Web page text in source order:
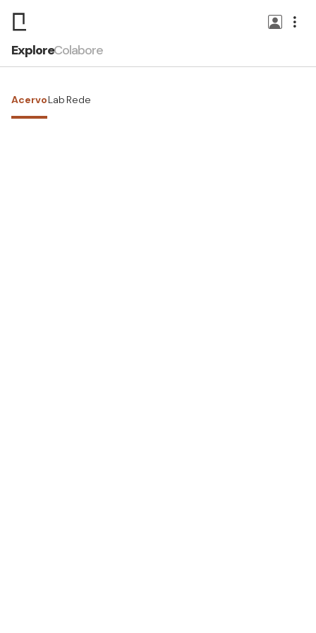
ExploreColabore
AcervoLab Rede